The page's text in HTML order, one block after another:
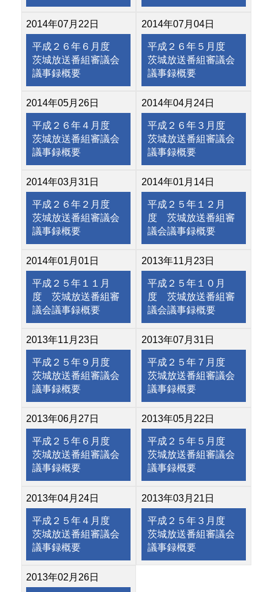
2014年07月22日
平成２６年６月度
茨城放送番組審議会
議事録概要
2014年07月04日
平成２６年５月度
茨城放送番組審議会
議事録概要
2014年05月26日
平成２６年４月度
茨城放送番組審議会
議事録概要
2014年04月24日
平成２６年３月度
茨城放送番組審議会
議事録概要
2014年03月31日
平成２６年２月度
茨城放送番組審議会
議事録概要
2014年01月14日
平成２５年１２月
度 茨城放送番組審
議会議事録概要
2014年01月01日
平成２５年１１月
度 茨城放送番組審
議会議事録概要
2013年11月23日
平成２５年１０月
度 茨城放送番組審
議会議事録概要
2013年11月23日
平成２５年９月度
茨城放送番組審議会
議事録概要
2013年07月31日
平成２５年７月度
茨城放送番組審議会
議事録概要
2013年06月27日
平成２５年６月度
茨城放送番組審議会
議事録概要
2013年05月22日
平成２５年５月度
茨城放送番組審議会
議事録概要
2013年04月24日
平成２５年４月度
茨城放送番組審議会
議事録概要
2013年03月21日
平成２５年３月度
茨城放送番組審議会
議事録概要
2013年02月26日